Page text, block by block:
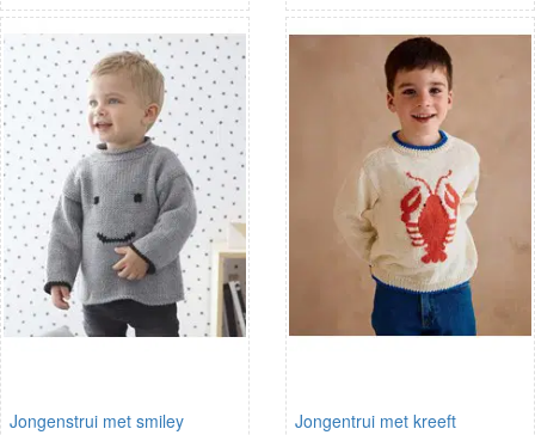
Jongenstrui met smiley Jongentrui met kreeft